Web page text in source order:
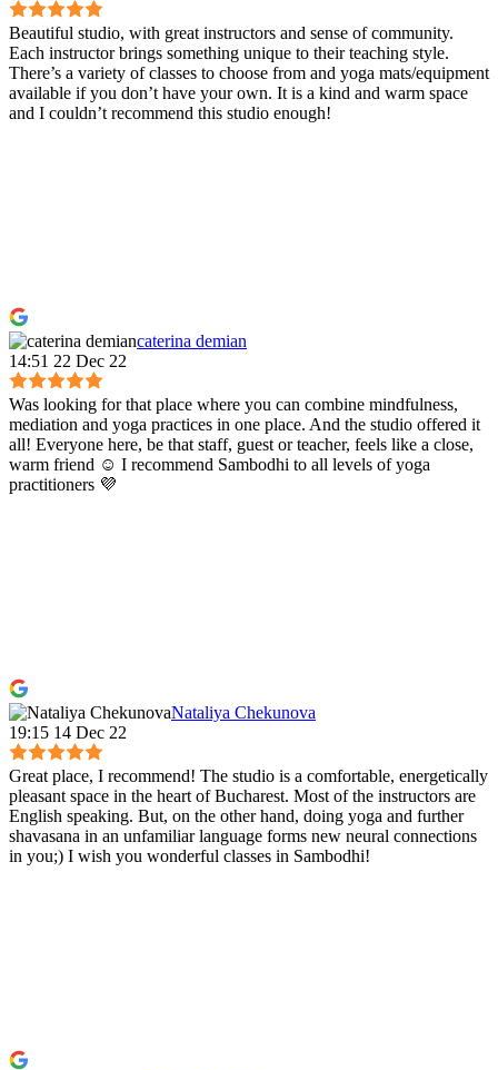
Beautiful studio, with great instructors and sense of community.
Each instructor brings something unique to their teaching style.
There’s a variety of classes to choose from and yoga mats/equipment
available if you don’t have your own. It is a kind and warm space
and I couldn’t recommend this studio enough!
caterina demian
14:51 22 Dec 22
Was looking for that place where you can combine mindfulness,
mediation and yoga practices in one place. And the studio offered it
all! Everyone here, be that staff, guest or teacher, feels like a close,
warm friend ☺️ I recommend Sambodhi to all levels of yoga
practitioners 💜
Nataliya Chekunova
19:15 14 Dec 22
Great place, I recommend! The studio is a comfortable, energetically
pleasant space in the heart of Bucharest. Most of the instructors are
English speaking. But, on the other hand, doing yoga and further
shavasana in an unfamiliar language forms new neural connections
in you;) I wish you wonderful classes in Sambodhi!